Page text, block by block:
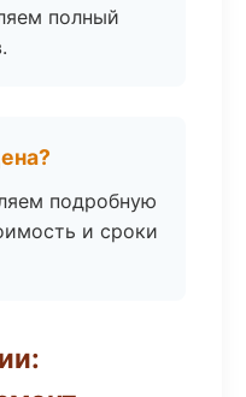
полный
подробную
и сроки